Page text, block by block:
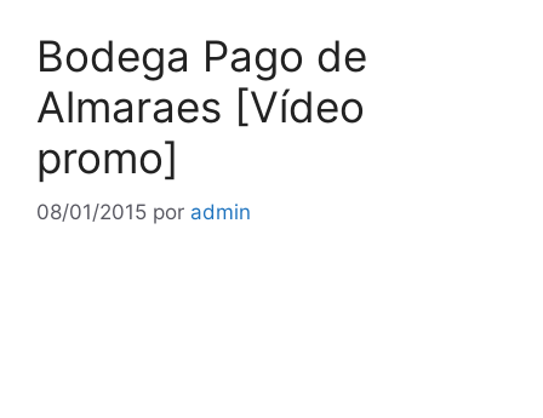
Bodega Pago de
Almaraes [Vídeo
promo]
08/01/2015 por admin